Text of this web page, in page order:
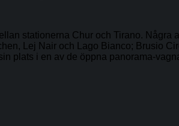
stationerna Chur och Tirano.
Lej Nair och Lago Bianco; Brusio
plats i en av de öppna panorama-